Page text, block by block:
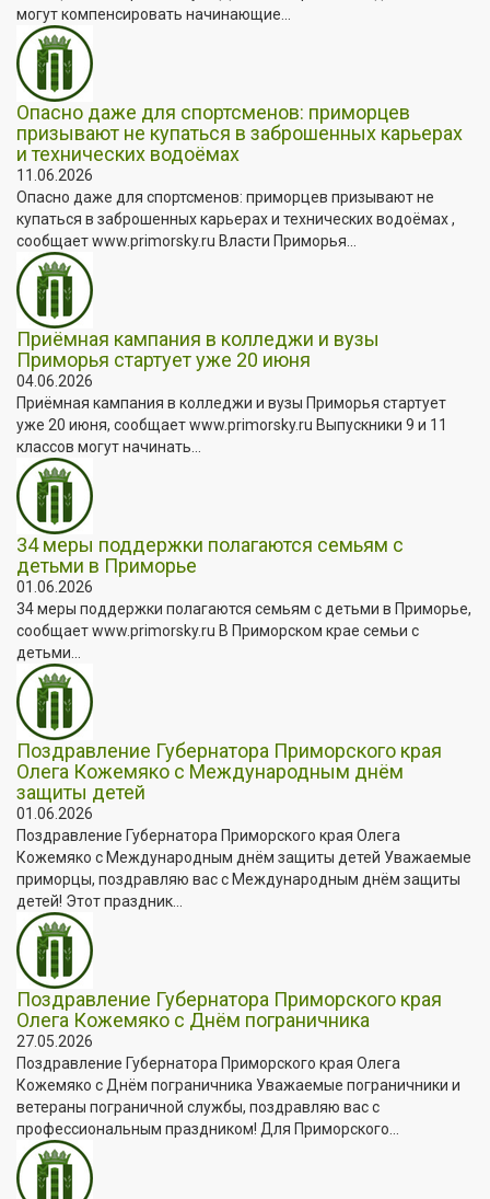
могут компенсировать начинающие...
Опасно даже для спортсменов: приморцев
призывают не купаться в заброшенных карьерах
и технических водоёмах
11.06.2026
Опасно даже для спортсменов: приморцев призывают не
купаться в заброшенных карьерах и технических водоёмах ,
сообщает www.primorsky.ru Власти Приморья...
Приёмная кампания в колледжи и вузы
Приморья стартует уже 20 июня
04.06.2026
Приёмная кампания в колледжи и вузы Приморья стартует
уже 20 июня, сообщает www.primorsky.ru Выпускники 9 и 11
классов могут начинать...
34 меры поддержки полагаются семьям с
детьми в Приморье
01.06.2026
34 меры поддержки полагаются семьям с детьми в Приморье,
сообщает www.primorsky.ru В Приморском крае семьи с
детьми...
Поздравление Губернатора Приморского края
Олега Кожемяко с Международным днём
защиты детей
01.06.2026
Поздравление Губернатора Приморского края Олега
Кожемяко с Международным днём защиты детей Уважаемые
приморцы, поздравляю вас с Международным днём защиты
детей! Этот праздник...
Поздравление Губернатора Приморского края
Олега Кожемяко с Днём пограничника
27.05.2026
Поздравление Губернатора Приморского края Олега
Кожемяко с Днём пограничника Уважаемые пограничники и
ветераны пограничной службы, поздравляю вас с
профессиональным праздником! Для Приморского...